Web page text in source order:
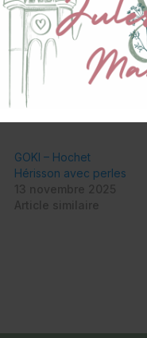
:
: 11 x 4 x 8 cm
GOKI – Hochet
Hérisson avec perles